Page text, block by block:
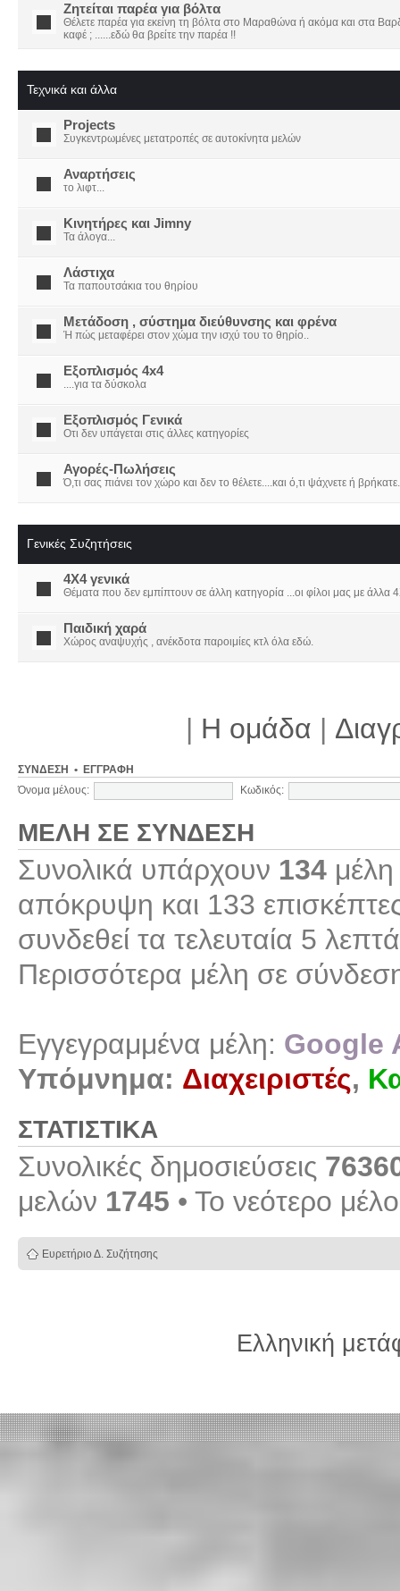
Ζητείται παρέα για βόλτα
Θέλετε παρέα για εκείνη τη βόλτα στο Μαραθώνα ή ακόμα και στα
καφέ ; ......εδώ θα βρείτε την παρέα !!
Τεχνικά και άλλα
Projects
Συγκεντρωμένες μετατροπές σε αυτοκίνητα μελών
Αναρτήσεις
το λιφτ...
Κινητήρες και Jimny
Τα άλογα...
Λάστιχα
Τα παπουτσάκια του θηρίου
Μετάδοση , σύστημα διεύθυνσης και φρένα
Ή πώς μεταφέρει στον χώμα την ισχύ του το θηρίο..
Εξοπλισμός 4x4
....για τα δύσκολα
Εξοπλισμός Γενικά
Οτι δεν υπάγεται στις άλλες κατηγορίες
Αγορές-Πωλήσεις
Ό,τι σας πιάνει τον χώρο και δεν το θέλετε....και ό,τι ψάχνετε ή
Γενικές Συζητήσεις
4X4 γενικά
Θέματα που δεν εμπίπτουν σε άλλη κατηγορία ...οι φίλοι μας με άλλα
Παιδική χαρά
Χώρος αναψυχής , ανέκδοτα παροιμίες κτλ όλα εδώ.
| Η ομάδα |
ΣΎΝΔΕΣΗ • ΕΓΓΡΑΦΉ
Όνομα μέλους: Κωδικός:
ΜΈΛΗ ΣΕ ΣΎΝΔΕΣΗ
Συνολικά υπάρχουν 134
απόκρυψη και 133
συνδεθεί τα τελευταία 5
Περισσότερα μέλη σε
Εγγεγραμμένα μέλη: Google
Υπόμνημα: Διαχειριστές,
ΣΤΑΤΙΣΤΙΚΆ
Συνολικές δημοσιεύσεις
μελών 1745 • Το νεότερο
Ευρετήριο Δ. Συζήτησης
Ελληνική